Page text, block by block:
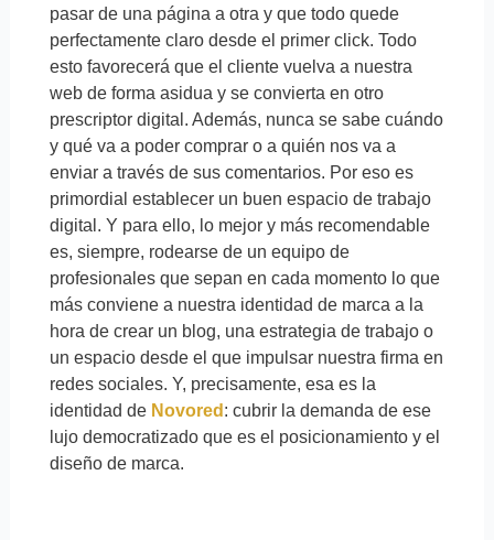
pasar de una página a otra y que todo quede
perfectamente claro desde el primer click. Todo
esto favorecerá que el cliente vuelva a nuestra
web de forma asidua y se convierta en otro
prescriptor digital. Además, nunca se sabe cuándo
y qué va a poder comprar o a quién nos va a
enviar a través de sus comentarios. Por eso es
primordial establecer un buen espacio de trabajo
digital. Y para ello, lo mejor y más recomendable
es, siempre, rodearse de un equipo de
profesionales que sepan en cada momento lo que
más conviene a nuestra identidad de marca a la
hora de crear un blog, una estrategia de trabajo o
un espacio desde el que impulsar nuestra firma en
redes sociales. Y, precisamente, esa es la
identidad de Novored : cubrir la demanda de ese
lujo democratizado que es el posicionamiento y el
diseño de marca.